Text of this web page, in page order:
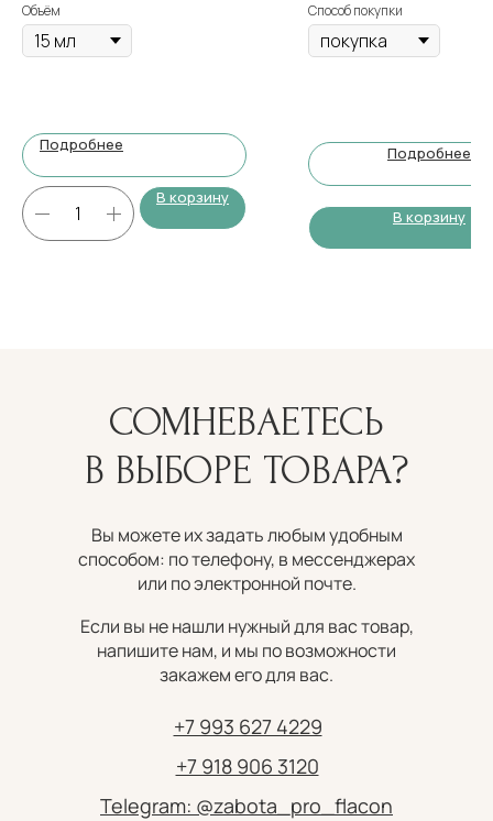
Объём
Подробнее
В корзину
Способ покупки
Подробнее
В корзину
СОМНЕВАЕТЕСЬ
В ВЫБОРЕ ТОВАРА?
+7 993 627 4229
+7 918 906 3120
Telegram: @zabota_pro_flacon
Вы можете их задать любым удобным
способом: по телефону, в мессенджерах
или по электронной почте.
Если вы не нашли нужный для вас товар,
напишите нам, и мы по возможности
закажем его для вас.